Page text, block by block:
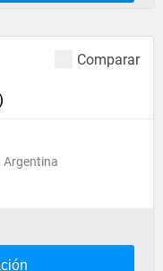
Comparar
Argentina